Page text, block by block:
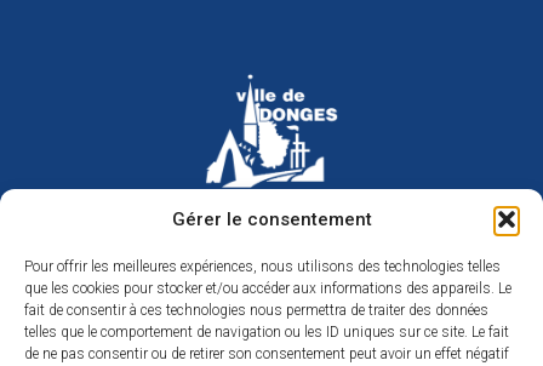
Gérer le consentement
Pour offrir les meilleures expériences, nous utilisons des technologies telles
que les cookies pour stocker et/ou accéder aux informations des appareils. Le
fait de consentir à ces technologies nous permettra de traiter des données
telles que le comportement de navigation ou les ID uniques sur ce site. Le fait
de ne pas consentir ou de retirer son consentement peut avoir un effet négatif
Hôtel de ville de Donges
Place Armand Morvan
44480 Donges
02 40 45 79 79
Nous contacter
Horaires d’ouverture
Du lundi au jeudi de 9h à 12h et de 14h à 17h